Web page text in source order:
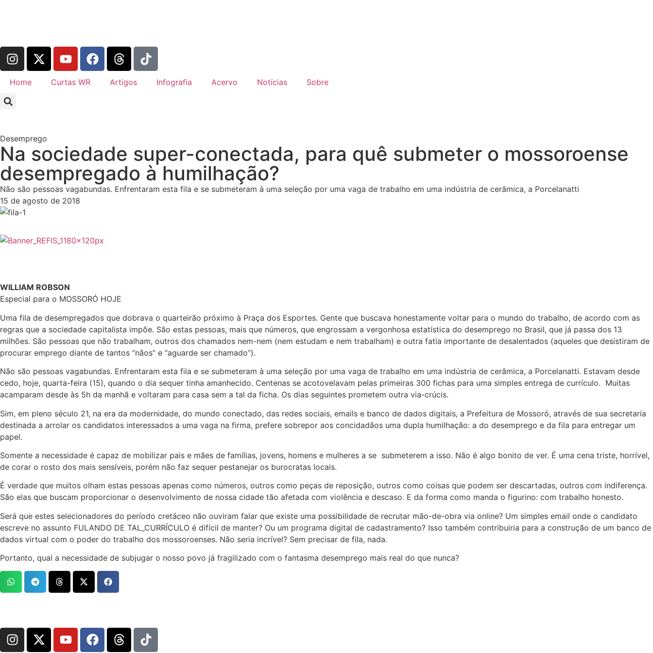
Home Curtas WR Artigos Infografia Acervo Notícias Sobre
Desemprego
​Na sociedade super-conectada, para quê submeter o mossoroense
desempregado à humilhação?
Não são pessoas vagabundas. Enfrentaram esta fila e se submeteram à uma seleção por uma vaga de trabalho em uma indústria de cerâmica, a Porcelanatti
15 de agosto de 2018
WILLIAM ROBSON
Especial para o MOSSORÓ HOJE
Uma fila de desempregados que dobrava o quarteirão próximo à Praça dos Esportes. Gente que buscava honestamente voltar para o mundo do trabalho, de acordo com as
regras que a sociedade capitalista impõe. São estas pessoas, mais que números, que engrossam a vergonhosa estatística do desemprego no Brasil, que já passa dos 13
milhões. São pessoas que não trabalham, outros dos chamados nem-nem (nem estudam e nem trabalham) e outra fatia importante de desalentados (aqueles que desistiram de
procurar emprego diante de tantos “nãos” e “aguarde ser chamado”).
Não são pessoas vagabundas. Enfrentaram esta fila e se submeteram à uma seleção por uma vaga de trabalho em uma indústria de cerâmica, a Porcelanatti. Estavam desde
cedo, hoje, quarta-feira (15), quando o dia sequer tinha amanhecido. Centenas se acotovelavam pelas primeiras 300 fichas para uma simples entrega de currículo. Muitas
acamparam desde às 5h da manhã e voltaram para casa sem a tal da ficha. Os dias seguintes prometem outra via-crúcis.
Sim, em pleno século 21, na era da modernidade, do mundo conectado, das redes sociais, emails e banco de dados digitais, a Prefeitura de Mossoró, através de sua secretaria
destinada a arrolar os candidatos interessados a uma vaga na firma, prefere sobrepor aos concidadãos uma dupla humilhação: a do desemprego e da fila para entregar um
papel.
Somente a necessidade é capaz de mobilizar pais e mães de famílias, jovens, homens e mulheres a se submeterem a isso. Não é algo bonito de ver. É uma cena triste, horrível,
de corar o rosto dos mais sensíveis, porém não faz sequer pestanejar os burocratas locais.
É verdade que muitos olham estas pessoas apenas como números, outros como peças de reposição, outros como coisas que podem ser descartadas, outros com indiferença.
São elas que buscam proporcionar o desenvolvimento de nossa cidade tão afetada com violência e descaso. E da forma como manda o figurino: com trabalho honesto.
Será que estes selecionadores do período cretáceo não ouviram falar que existe uma possibilidade de recrutar mão-de-obra via online? Um simples email onde o candidato
escreve no assunto FULANDO DE TAL_CURRÍCULO é difícil de manter? Ou um programa digital de cadastramento? Isso também contribuiria para a construção de um banco de
dados virtual com o poder do trabalho dos mossoroenses. Não seria incrível? Sem precisar de fila, nada.
Portanto, qual a necessidade de subjugar o nosso povo já fragilizado com o fantasma desemprego mais real do que nunca?